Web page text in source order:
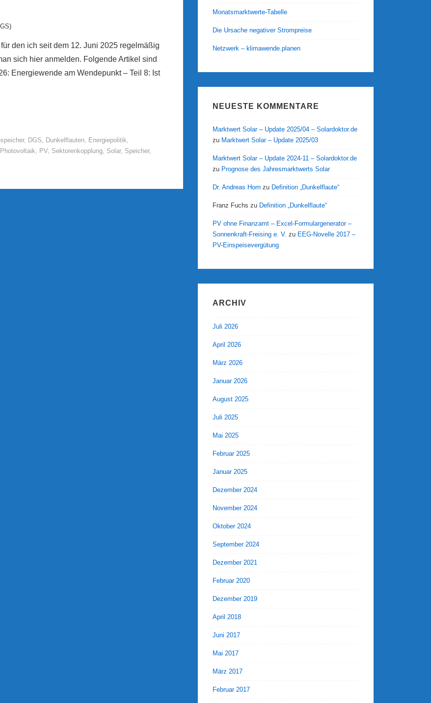
den ich seit dem 12. Juni 2025 regelmäßig
sich hier anmelden. Folgende Artikel sind
Energiewende am Wendepunkt – Teil 8: Ist
, DGS, Dunkelflauten, Energiepolitik,
Photovoltaik, PV, Sektorenkopplung, Solar, Speicher,
Monatsmarktwerte-Tabelle
Die Ursache negativer Strompreise
Netzwerk – klimawende.planen
NEUESTE KOMMENTARE
Marktwert Solar – Update 2025/04 – Solardoktor.de
zu Marktwert Solar – Update 2025/03
Marktwert Solar – Update 2024-11 – Solardoktor.de
zu Prognose des Jahresmarktwerts Solar
Dr. Andreas Horn zu Definition „Dunkelflaute“
Franz Fuchs zu Definition „Dunkelflaute“
PV ohne Finanzamt – Excel-Formulargenerator –
Sonnenkraft-Freising e. V. zu EEG-Novelle 2017 –
PV-Einspeisevergütung
ARCHIV
Juli 2026
April 2026
März 2026
Januar 2026
August 2025
Juli 2025
Mai 2025
Februar 2025
Januar 2025
Dezember 2024
November 2024
Oktober 2024
September 2024
Dezember 2021
Februar 2020
Dezember 2019
April 2018
Juni 2017
Mai 2017
März 2017
Februar 2017